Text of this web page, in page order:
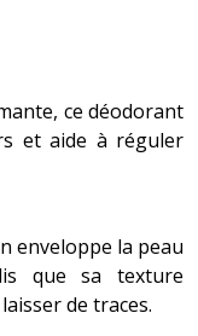
ce déodorant
et aide à réguler
enveloppe la peau
que sa texture
de traces.